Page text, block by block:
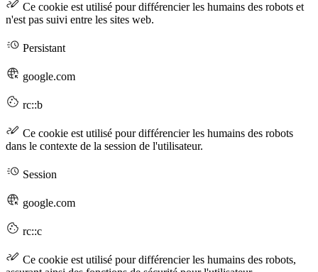
Ce cookie est utilisé pour différencier les humains des robots et
n'est pas suivi entre les sites web.
Persistant
google.com
rc::b
Ce cookie est utilisé pour différencier les humains des robots
dans le contexte de la session de l'utilisateur.
Session
google.com
rc::c
Ce cookie est utilisé pour différencier les humains des robots,